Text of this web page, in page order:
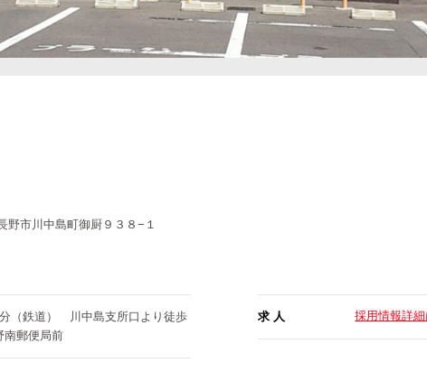
野市川中島町御厨９３８−１
（鉄道） 川中島支所口より徒歩
郵便局前
求 人 採用情報詳